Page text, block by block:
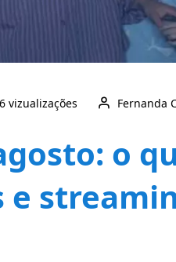
vizualizações Fernanda
o
e